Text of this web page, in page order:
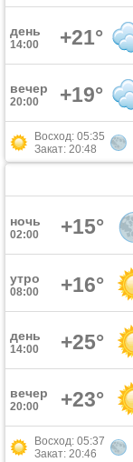
день
14:00 +21°
вечер
20:00 +19°
Восход: 05:35
Закат: 20:48
ночь
02:00 +15°
утро
08:00 +16°
день
14:00 +25°
вечер
20:00 +23°
Восход: 05:37
Закат: 20:46